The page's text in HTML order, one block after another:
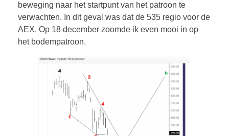
beweging naar het startpunt van het patroon te
verwachten. In dit geval was dat de 535 regio voor de
AEX. Op 18 december zoomde ik even mooi in op
het bodempatroon.